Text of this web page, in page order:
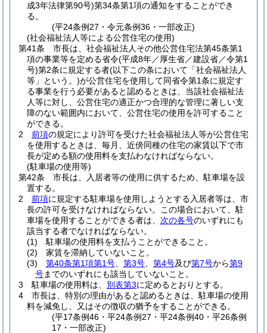
成3年法律第90号)第34条第1項の通知をすることができ
る。
(平24条例27・令元条例36・一部改正)
(社会福祉法人等による公営住宅の使用)
第41条
市長は、社会福祉法人その他公営住宅法第45条第1
項の事業等を定める省令(平成8年／厚生省／建設省／令第1
号)第2条に規定する者(以下この条において「社会福祉法人
等」という。)が公営住宅を使用して同省令第1条に規定す
る事業を行う必要があると認めるときは、当該社会福祉法
人等に対し、公営住宅の適正かつ合理的な管理に著しい支
障のない範囲内において、公営住宅の使用を許可すること
ができる。
2
前項の規定により許可を受けた社会福祉法人等が公営住宅
を使用するときは、毎月、近傍同種の住宅の家賃以下で市
長が定める額の使用料を支払わなければならない。
(駐車場の使用等)
第42条
市長は、入居者等の使用に供するため、駐車場を設
置する。
2
前項に規定する駐車場を使用しようとする入居者等は、市
長の許可を受けなければならない。
この場合において、駐
車場を使用することができる者は、 次の各号のいずれにも
該当する者でなければならない。
(1)
駐車場の使用料を支払うことができること。
(2)
家賃を滞納していないこと。
(3)
第40条第1項第1号 第3号 第4号及び第7号から第9
号までのいずれにも該当していないこと。
3
駐車場の使用料は、 別表第3に定めるとおりとする。
4
市長は、特別の理由があると認めるときは、駐車場の使用
料を減免し、又はその徴収の猶予をすることができる。
(平17条例46・平24条例27・平24条例40・平26条例
17・一部改正)